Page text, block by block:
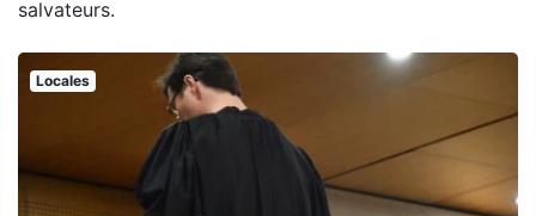
salvateurs.
Locales